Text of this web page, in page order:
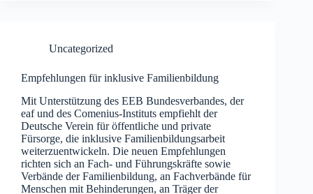
Uncategorized
Empfehlungen für inklusive Familienbildung
Mit Unterstützung des EEB Bundesverbandes, der
eaf und des Comenius-Instituts empfiehlt der
Deutsche Verein für öffentliche und private
Fürsorge, die inklusive Familienbildungsarbeit
weiterzuentwickeln. Die neuen Empfehlungen
richten sich an Fach- und Führungskräfte sowie
Verbände der Familienbildung, an Fachverbände für
Menschen mit Behinderungen, an Träger der